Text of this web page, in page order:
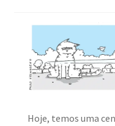
CONTATO
MINHA CONTA
CARRINHO
Hoje, temos uma